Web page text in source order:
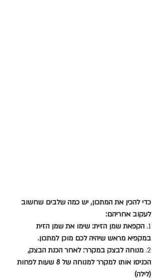
כדי להכין את המתכון, יש כמה שלבים שחשוב
לעקוב אחריהם:
1. הקפאת שמן הזית: שימו את שמן הזית
במקפיא מראש שיהיה לכם מוכן למתכון.
2. מנוחה לבצק במקרר: לאחר הכנת הבצק,
הכניסו אותו למקרר למנוחה של 8 שעות לפחות
(לילה)